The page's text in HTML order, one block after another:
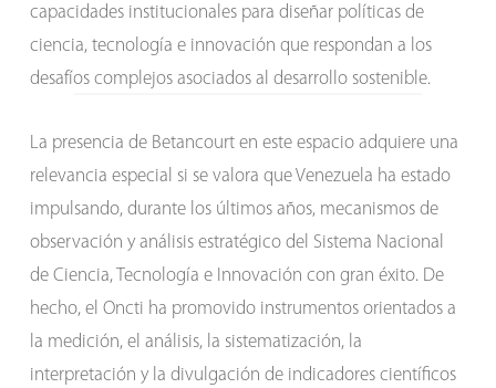
capacidades institucionales para diseñar políticas de
ciencia, tecnología e innovación que respondan a los
desafíos complejos asociados al desarrollo sostenible.
La presencia de Betancourt en este espacio adquiere una
relevancia especial si se valora que Venezuela ha estado
impulsando, durante los últimos años, mecanismos de
observación y análisis estratégico del Sistema Nacional
de Ciencia, Tecnología e Innovación con gran éxito. De
hecho, el Oncti ha promovido instrumentos orientados a
la medición, el análisis, la sistematización, la
interpretación y la divulgación de indicadores científicos